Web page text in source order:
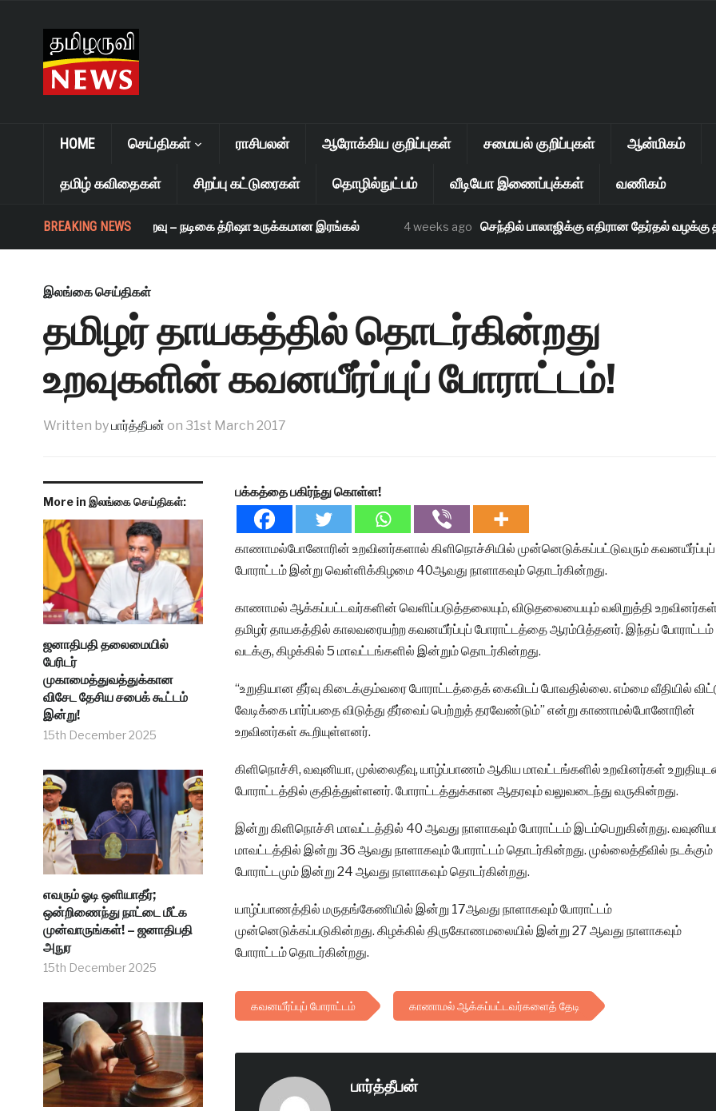
HOME செய்திகள் ராசிபலன் ஆரோக்கிய குறிப்புகள் சமையல் குறிப்புகள் ஆன்மிகம்
தமிழ் கவிதைகள் சிறப்பு கட்டுரைகள் தொழில்நுட்பம் வீடியோ இணைப்புக்கள் வணிகம்
BREAKING NEWS
எஸ். ஜானகி மறைவு – நடிகை த்ரிஷா உருக்கமான இரங்கல் 4 weeks ago செந்தில் பாலாஜிக்கு எதிரான தேர்தல் வழக்கு
இலங்கை செய்திகள்
தமிழர் தாயகத்தில் தொடர்கின்றது
உறவுகளின் கவனயீர்ப்புப் போராட்டம்!
Written byபார்த்தீபன் on 31st March 2017
More in இலங்கை செய்திகள்:
ஜனாதிபதி தலைமையில்
பேரிடர்
முகாமைத்துவத்துக்கான
விசேட தேசிய சபைக் கூட்டம்
இன்று!
15th December 2025
எவரும் ஓடி ஒளியாதீர்;
ஒன்றிணைந்து நாட்டை மீட்க
முன்வாருங்கள்! – ஜனாதிபதி
அநுர
15th December 2025
பக்கத்தை பகிர்ந்து கொள்ள!
காணாமல்போனோரின் உறவினர்களால் கிளிநொச்சியில் முன்னெடுக்கப்பட்டுவரும் கவனயீர்ப்புப்
போராட்டம் இன்று வெள்ளிக்கிழமை 40ஆவது நாளாகவும் தொடர்கின்றது.
காணாமல் ஆக்கப்பட்டவர்களின் வெளிப்படுத்தலையும், விடுதலையையும் வலிறுத்தி
தமிழர் தாயகத்தில் காலவரையற்ற கவனயீர்ப்புப் போராட்டத்தை ஆரம்பித்தனர். இந்தப் போராட்டம்
வடக்கு, கிழக்கில் 5 மாவட்டங்களில் இன்றும் தொடர்கின்றது.
“உறுதியான தீர்வு கிடைக்கும்வரை போராட்டத்தைக் கைவிடப் போவதில்லை. எம்மை வீதியில்
வேடிக்கை பார்ப்பதை விடுத்து தீர்வைப் பெற்றுத் தரவேண்டும்” என்று காணாமல்போனோரின்
உறவினர்கள் கூறியுள்ளனர்.
கிளிநொச்சி, வவுனியா, முல்லைதீவு, யாழ்ப்பாணம் ஆகிய மாவட்டங்களில் உறவினர்கள்
போராட்டத்தில் குதித்துள்ளனர். போராட்டத்துக்கான ஆதரவும் வலுவடைந்து வருகின்றது.
இன்று கிளிநொச்சி மாவட்டத்தில் 40 ஆவது நாளாகவும் போராட்டம் இடம்பெறுகின்றது.
மாவட்டத்தில் இன்று 36 ஆவது நாளாகவும் போராட்டம் தொடர்கின்றது. முல்லைத்தீவில் நடக்கும்
போராட்டமும் இன்று 24 ஆவது நாளாகவும் தொடர்கின்றது.
யாழ்ப்பாணத்தில் மருதங்கேணியில் இன்று 17ஆவது நாளாகவும் போராட்டம்
முன்னெடுக்கப்படுகின்றது. கிழக்கில் திருகோணமலையில் இன்று 27 ஆவது நாளாகவும்
போராட்டம் தொடர்கின்றது.
கவனயீர்ப்புப் போராட்டம் காணாமல் ஆக்கப்பட்டவர்களைத் தேடி
பார்த்தீபன்